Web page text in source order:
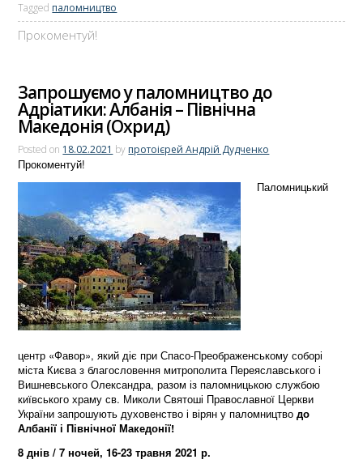
Tagged паломництво
Прокоментуй!
Запрошуємо у паломництво до
Адріатики: Албанія – Північна
Македонія (Охрид)
Posted on 18.02.2021 by протоієрей Андрій Дудченко
Прокоментуй!
Паломницький
центр «Фавор», який діє при Спасо-Преображенському соборі
міста Києва з благословення митрополита Переяславського і
Вишневського Олександра, разом із паломницькою службою
київського храму св. Миколи Святоші Православної Церкви
України запрошують духовенство і вірян у паломництводо
Албанії і Північної Македонії!
8 днів / 7 ночей, 16-23 травня 2021 р.